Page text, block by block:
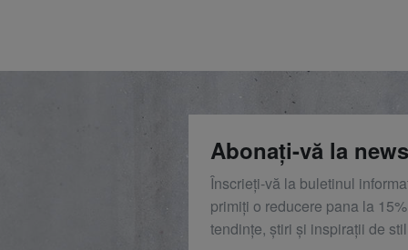
Abonați-vă la
Înscrieți-vă la buletinul
primiți o reducere pana la
tendințe, știri și inspirații de